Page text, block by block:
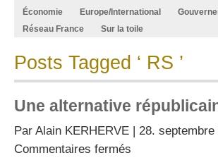
Économie
Europe/International
Réseau France
Sur la toile
Posts Tagged ‘ RS ’
Une alternative
Par Alain KERHERVE | 28.
Commentaires fermés